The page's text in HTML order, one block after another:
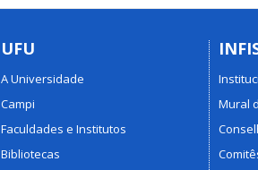
UFU
A Universidade
Campi
Faculdades e Institutos
Bibliotecas
Mural